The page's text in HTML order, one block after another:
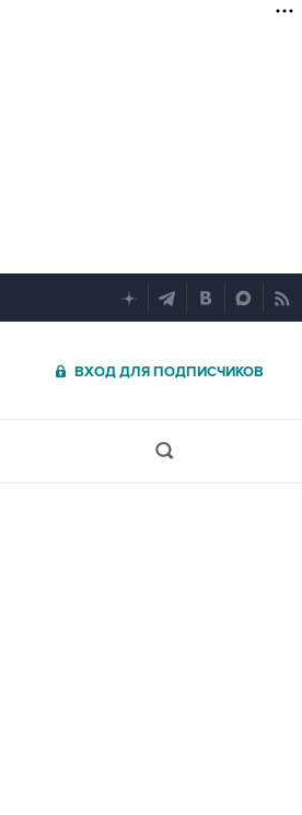
ВХОД ДЛЯ ПОДПИСЧИКОВ